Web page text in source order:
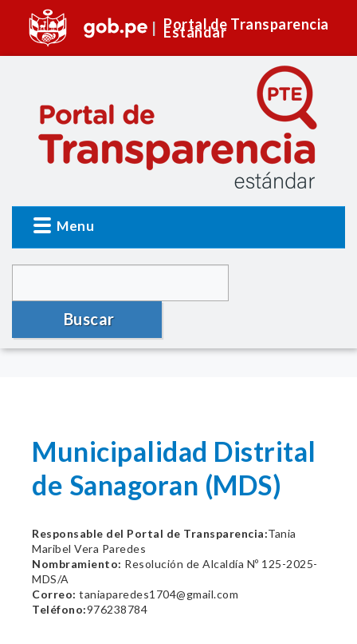
Portal de Transparencia
Estándar
Menu
Buscar
Municipalidad Distrital
de Sanagoran (MDS)
Responsable del Portal de Transparencia:Tania
Maribel Vera Paredes
Nombramiento: Resolución de Alcaldía Nº 125-2025-
MDS/A
Correo: taniaparedes1704@gmail.com
Teléfono:976238784